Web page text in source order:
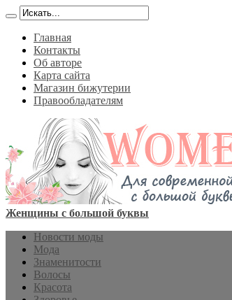
Главная
Контакты
Об авторе
Карта сайта
Магазин бижутерии
Правообладателям
Женщины с большой буквы
Новости моды
Мода
Знаменитости
Волосы
Красота